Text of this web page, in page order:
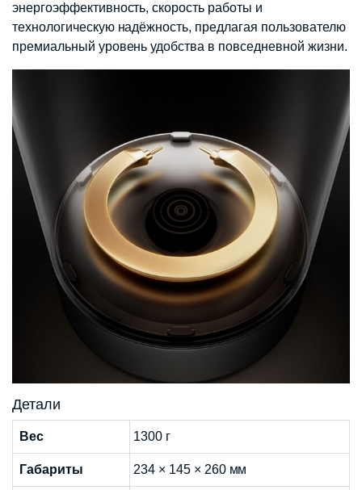
энергоэффективность, скорость работы и
технологическую надёжность, предлагая пользователю
премиальный уровень удобства в повседневной жизни.
Детали
Вес 1300 г
Габариты 234 × 145 × 260 мм